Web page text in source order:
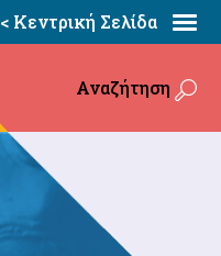
< Κεντρική Σελίδα
Αναζήτηση